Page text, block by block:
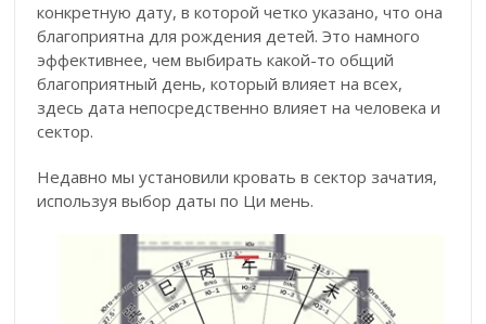
конкретную дату, в которой четко указано, что она
благоприятна для рождения детей. Это намного
эффективнее, чем выбирать какой-то общий
благоприятный день, который влияет на всех,
здесь дата непосредственно влияет на человека и
сектор.
Недавно мы установили кровать в сектор зачатия,
используя выбор даты по Ци мень.